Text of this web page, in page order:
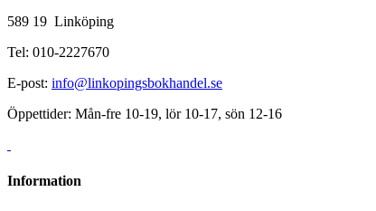
589 19 Linköping
Tel: 010-2227670
E-post: info@linkopingsbokhandel.se
Öppettider: Mån-fre 10-19, lör 10-17, sön 12-16
Information